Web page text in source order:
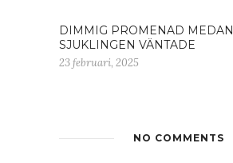
DIMMIG PROMENAD MEDAN
SJUKLINGEN VÄNTADE
23 februari, 2025
NO COMMENTS